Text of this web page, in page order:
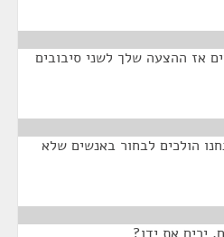
אז ההצעה שלך לשני סיבובים
הולכים לבחור באנשים שלא